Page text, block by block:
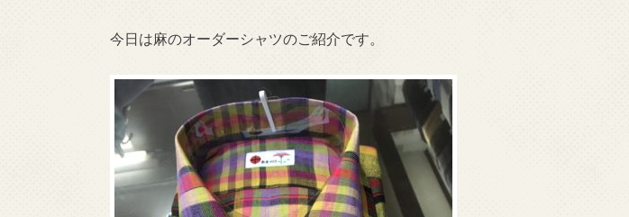
今日は麻のオーダーシャツのご紹介です。